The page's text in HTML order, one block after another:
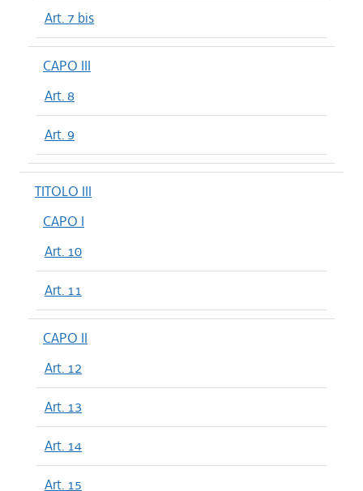
Art. 7 bis
CAPO III
Art. 8
Art. 9
TITOLO III
CAPO I
Art. 10
Art. 11
CAPO II
Art. 12
Art. 13
Art. 14
Art. 15